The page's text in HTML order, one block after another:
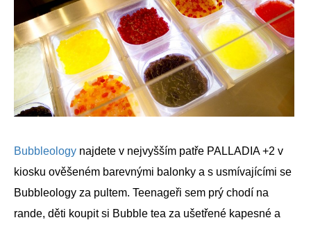
Bubbleology najdete v nejvyšším patře PALLADIA +2 v
kiosku ověšeném barevnými balonky a s usmívajícími se
Bubbleology za pultem. Teenageři sem prý chodí na
rande, děti koupit si Bubble tea za ušetřené kapesné a